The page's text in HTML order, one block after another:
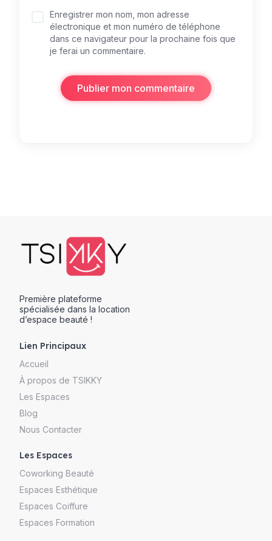
Enregistrer mon nom, mon adresse
électronique et mon numéro de téléphone
dans ce navigateur pour la prochaine fois que
je ferai un commentaire.
Publier mon commentaire
Première plateforme
spécialisée dans la location
d’espace beauté !
Lien Principaux
Accueil
À propos de TSIKKY
Les Espaces
Blog
Nous Contacter
Les Espaces
Coworking Beauté
Espaces Esthétique
Espaces Coiffure
Espaces Formation